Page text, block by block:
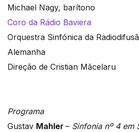
Michael Nagy, barítono
Coro da Rádio Baviera
Orquestra Sinfónica da
Alemanha
Direção de Cristian Măcelaru
Programa
Gustav Mahler – Sinfonia nº 4 em